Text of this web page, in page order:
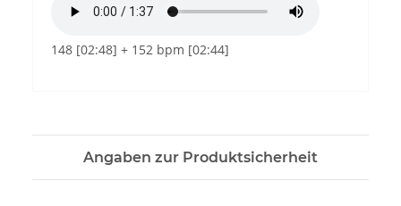
148 [02:48] + 152 bpm [02:44]
Angaben zur Produktsicherheit